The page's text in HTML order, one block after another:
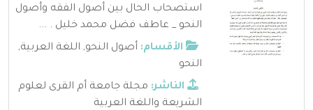
استصحاب الحال بين أصول الفقه وأصول
النحو _ عاطف فضل محمد خليل . ...
الأقسام: أصول النحو, اللغة العربية,
النحو
الناشر: مجلة جامعة أم القرى لعلوم
الشريعة واللغة العربية